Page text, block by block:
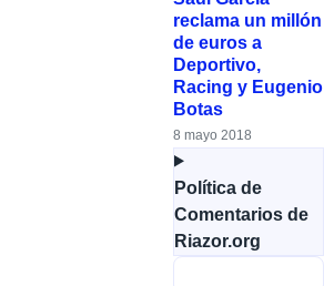
reclama un millón
de euros a
Deportivo,
Racing y Eugenio
Botas
8 mayo 2018
Política de
Comentarios de
Riazor.org